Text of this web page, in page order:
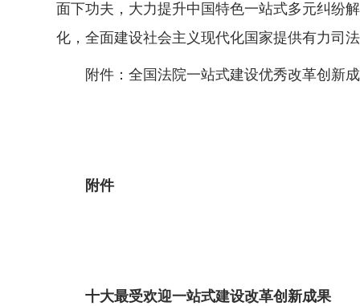
面下功夫，大力提升中国特色一站式多元纠纷
化，全面建设社会主义现代化国家提供有力司
附件：全国法院一站式建设优秀改革创新成
附件
十大最受欢迎一站式建设改革创新成果